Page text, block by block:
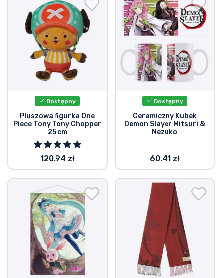
Dostępny
Pluszowa figurka One
Piece Tony Tony Chopper
25 cm
120.94 zł
Dostępny
Ceramiczny Kubek
Demon Slayer Mitsuri &
Nezuko
60.41 zł